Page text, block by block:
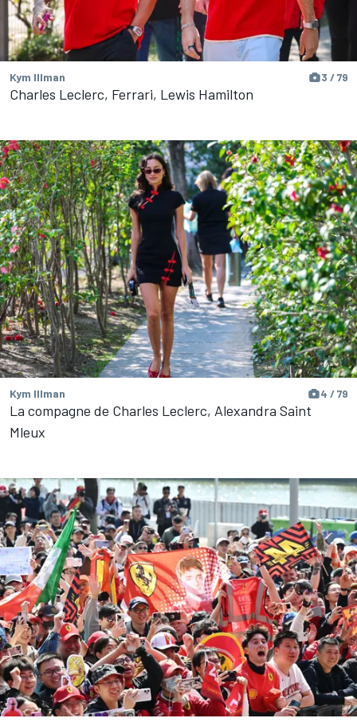
Kym Illman 3 / 79
Charles Leclerc, Ferrari, Lewis Hamilton
Kym Illman 4 / 79
La compagne de Charles Leclerc, Alexandra Saint
Mleux